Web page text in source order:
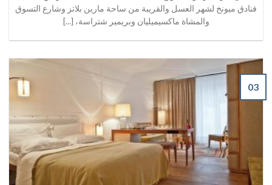
فنادق ميونخ لشهر العسل والقريبة من ساحة مارين بلاتز وشارع التسوق
والمشاة ماكسيميليان وبريمير شتراسة، [...]
03